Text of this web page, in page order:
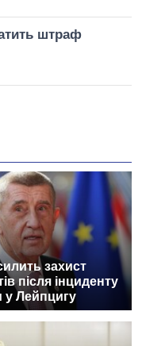
штраф
захист
після інциденту
у Лейпцигу